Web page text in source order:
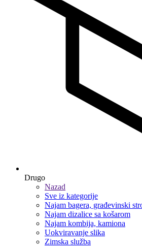
Drugo
Nazad
Sve iz kategorije
Najam bagera, građevinski
Najam dizalice sa košarom
Najam kombija, kamiona
Uokviravanje slika
Zimska služba